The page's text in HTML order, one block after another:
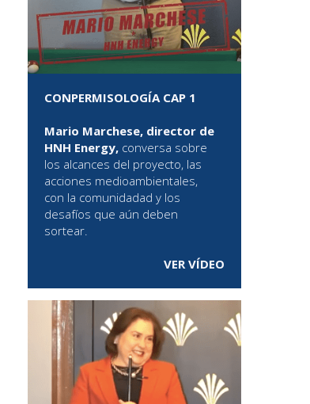
CONPERMISOLOGÍA CAP 1
Mario Marchese, director de
HNH Energy, conversa sobre
los alcances del proyecto, las
acciones medioambientales,
con la comunidadad y los
desafíos que aún deben
sortear.
VER VÍDEO